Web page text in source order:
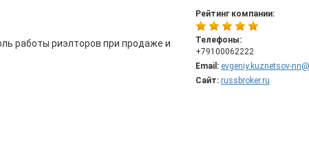
Рейтинг компании:
Телефоны:
+79100062222
Email: evgeniy.kuznetsov-
Сайт: russbroker.ru
работы риэлторов при продаже и